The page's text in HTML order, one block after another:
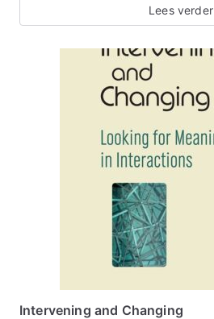
Lees verder
Intervening and Changing